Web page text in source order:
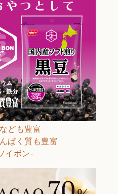
ども豊富
ぱく質も豊富
イボン-